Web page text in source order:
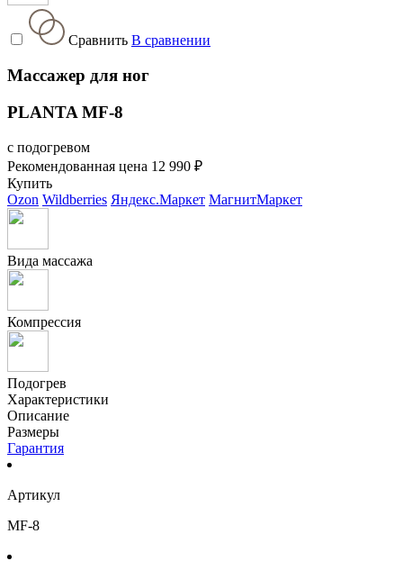
Сравнить В сравнении
Массажер для ног
PLANTA MF-8
с подогревом
Рекомендованная цена 12 990 ₽
Купить
Ozon Wildberries Яндекс.Маркет МагнитМаркет
Вида массажа
Компрессия
Подогрев
Характеристики
Описание
Размеры
Гарантия
Артикул
MF-8